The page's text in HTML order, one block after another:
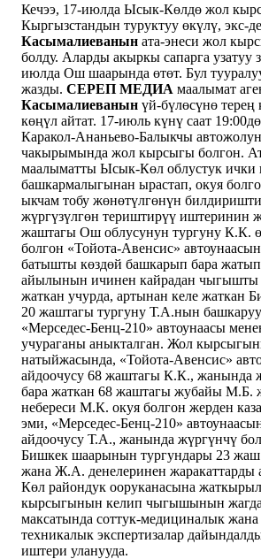
Кечээ, 17-июлда Ысык-Көлдө жол
Кыргызстандын туруктуу өкүлү, экс-
Касымалиеванын ата-энеси жол
болду. Аларды акыркы сапарга узатуу
июлда Ош шаарында өтөт. Бул
жазды. СЕРЕП МЕДИА маалымат
Касымалиеванын үй-бүлөсүнө
көңүл айтат. 17-июль күнү саат
Каракол-Ананьево-Балыкчы
чакырымында жол кырсыгы болгон.
маалыматты Ысык-Көл облустук ички
башкармалыгынан ырастап, окуя
ыкчам тобу жөнөтүлгөнүн
жүргүзүлгөн териштирүү иштеринин
жаштагы Ош облусунун тургуну К.К.
болгон «Тойота-Авенсис»
батышты көздөй башкарып бара
айылынын ичинен кайрадан чыгышты
жаткан учурда, артынан келе жаткан
20 жаштагы тургуну Т.А.нын
«Мерседес-Бенц-210» автоунаасы
учураганы аныкталган. Жол
натыйжасында, «Тойота-Авенсис»
айдоочусу 68 жаштагы К.К., жанында
бара жаткан 68 жаштагы жубайы М.Б.
небереси М.К. окуя болгон жерден
эми, «Мерседес-Бенц-210»
айдоочусу Т.А., жанында жүргүнчү
Бишкек шаарынын тургундары 23 жаш
жана Ж.А. денелеринен
Көл райондук ооруканасына
кырсыгынын келип чыгышынын
максатында соттук-медициналык жана
техникалык экспертизалар
иштери уланууда.